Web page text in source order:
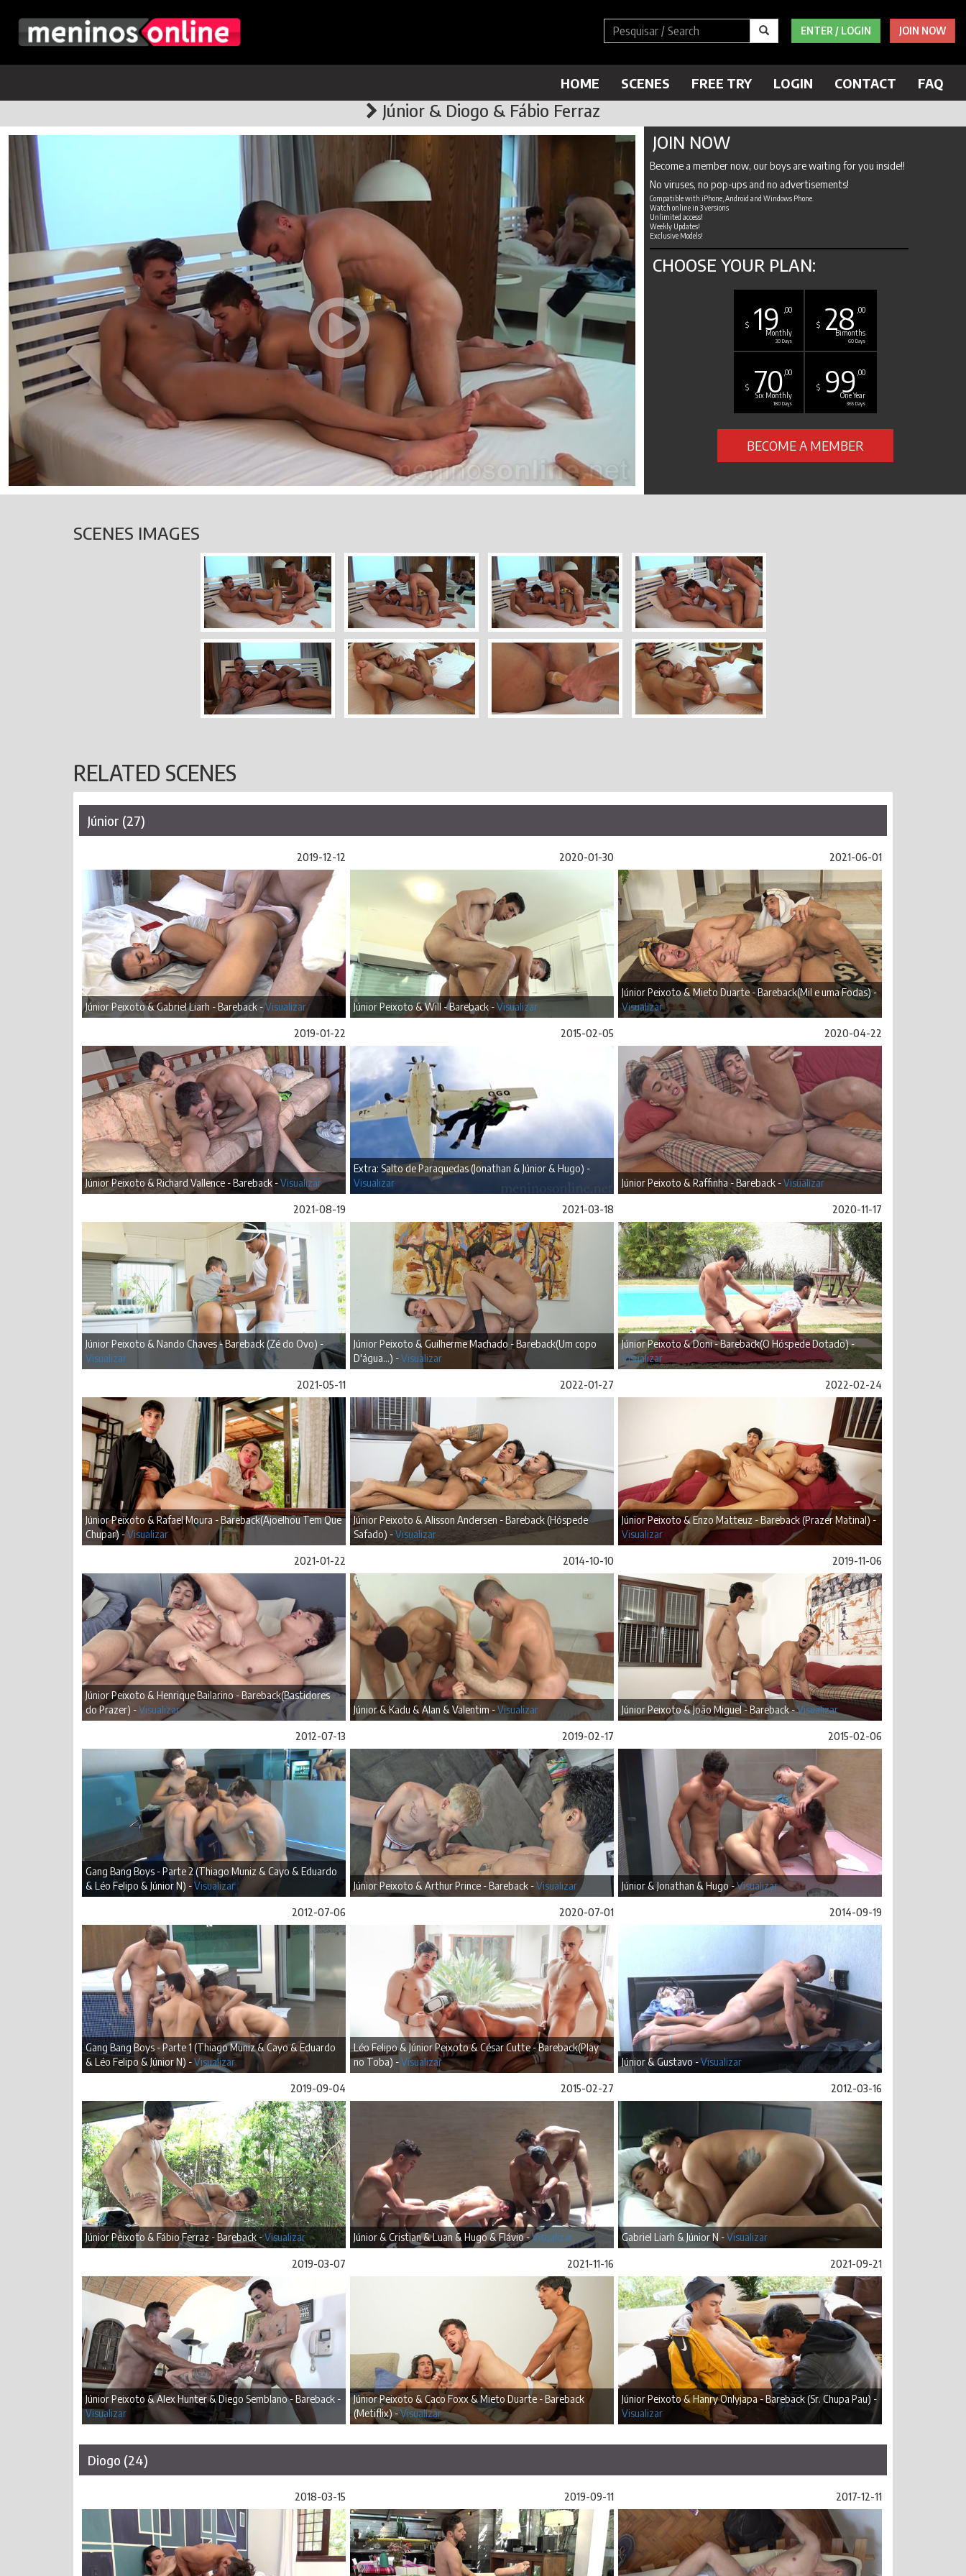
ENTER / LOGIN JOIN NOW
HOME SCENES FREE TRY LOGIN CONTACT FAQ
Júnior & Diogo & Fábio Ferraz
JOIN NOW
Become a member now, our boys are waiting for you inside!!
No viruses, no pop-ups and no advertisements!
Compatible with iPhone, Android and Windows Phone.
Watch online in 3 versions
Unlimited access!
Weekly Updates!
Exclusive Models!
CHOOSE YOUR PLAN:
$ 19 ,00
Monthly
30 Days
$ 28 ,00
Bimonths
60 Days
$ 70 ,00
Six Monthly
180 Days
$ 99 ,00
One Year
365 Days
BECOME A MEMBER
SCENES IMAGES
RELATED SCENES
Júnior (27)
2019-12-12
Júnior Peixoto & Gabriel Liarh - Bareback -Visualizar
2020-01-30
Júnior Peixoto & Will - Bareback -Visualizar
2021-06-01
Júnior Peixoto & Mieto Duarte - Bareback(Mil e uma Fodas) -
Visualizar
2019-01-22
Júnior Peixoto & Richard Vallence - Bareback -Visualizar
2015-02-05
Extra: Salto de Paraquedas (Jonathan & Júnior & Hugo) -
Visualizar
2020-04-22
Júnior Peixoto & Raffinha - Bareback -Visualizar
2021-08-19
Júnior Peixoto & Nando Chaves - Bareback (Zé do Ovo) -
Visualizar
2021-03-18
Júnior Peixoto & Guilherme Machado - Bareback(Um copo
D'água...) -Visualizar
2020-11-17
Júnior Peixoto & Doni - Bareback(O Hóspede Dotado) -
Visualizar
2021-05-11
Júnior Peixoto & Rafael Moura - Bareback(Ajoelhou Tem Que
Chupar) -Visualizar
2022-01-27
Júnior Peixoto & Alisson Andersen - Bareback (Hóspede
Safado) -Visualizar
2022-02-24
Júnior Peixoto & Enzo Matteuz - Bareback (Prazer Matinal) -
Visualizar
2021-01-22
Júnior Peixoto & Henrique Bailarino - Bareback(Bastidores
do Prazer) -Visualizar
2014-10-10
Júnior & Kadu & Alan & Valentim -Visualizar
2019-11-06
Júnior Peixoto & João Miguel - Bareback -Visualizar
2012-07-13
Gang Bang Boys - Parte 2 (Thiago Muniz & Cayo & Eduardo
& Léo Felipo & Júnior N) -Visualizar
2019-02-17
Júnior Peixoto & Arthur Prince - Bareback -Visualizar
2015-02-06
Júnior & Jonathan & Hugo -Visualizar
2012-07-06
Gang Bang Boys - Parte 1 (Thiago Muniz & Cayo & Eduardo
& Léo Felipo & Júnior N) -Visualizar
2020-07-01
Léo Felipo & Júnior Peixoto & César Cutte - Bareback(Play
no Toba) -Visualizar
2014-09-19
Júnior & Gustavo -Visualizar
2019-09-04
Júnior Peixoto & Fábio Ferraz - Bareback -Visualizar
2015-02-27
Júnior & Cristian & Luan & Hugo & Flávio -Visualizar
2012-03-16
Gabriel Liarh & Júnior N -Visualizar
2019-03-07
Júnior Peixoto & Alex Hunter & Diego Semblano - Bareback -
Visualizar
2021-11-16
Júnior Peixoto & Caco Foxx & Mieto Duarte - Bareback
(Metiflix) -Visualizar
2021-09-21
Júnior Peixoto & Hanry Onlyjapa - Bareback (Sr. Chupa Pau) -
Visualizar
Diogo (24)
2018-03-15 2019-09-11 2017-12-11